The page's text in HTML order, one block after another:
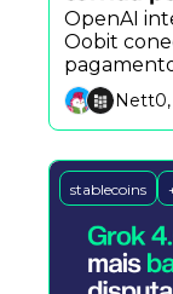
OpenAI
Oobit
entre
Meta eNett0,
stablecoins